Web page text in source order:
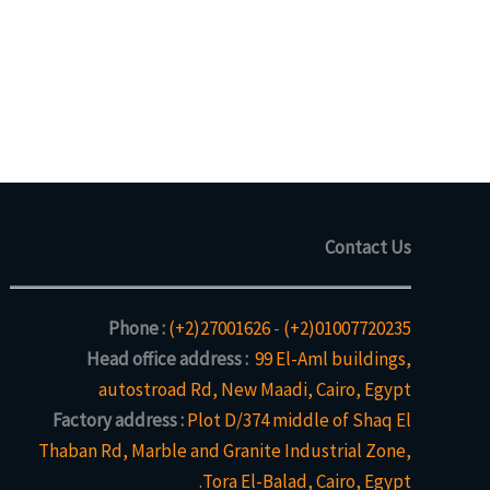
Contact Us
Phone :(+2)27001626- (+2)01007720235
Head office address : 99 El-Aml buildings,
autostroad Rd, New Maadi, Cairo, Egypt
Factory address :Plot D/374 middle of Shaq El
Thaban Rd, Marble and Granite Industrial Zone,
Tora El-Balad, Cairo, Egypt.